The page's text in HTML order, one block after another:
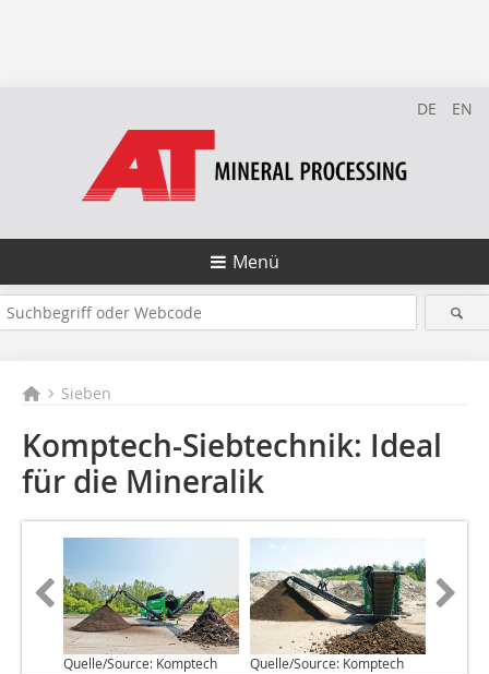
DE EN
Menü
Sieben
Komptech-Siebtechnik: Ideal
für die Mineralik
Quelle/Source: Komptech Quelle/Source: Komptech